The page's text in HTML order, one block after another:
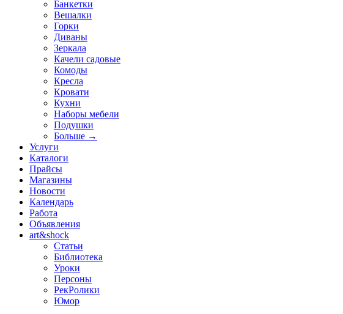
Банкетки
Вешалки
Горки
Диваны
Зеркала
Качели садовые
Комоды
Кресла
Кровати
Кухни
Наборы мебели
Подушки
Больше →
Услуги
Каталоги
Прайсы
Магазины
Новости
Календарь
Работа
Объявления
art&shock
Статьи
Библиотека
Уроки
Персоны
РекРолики
Юмор